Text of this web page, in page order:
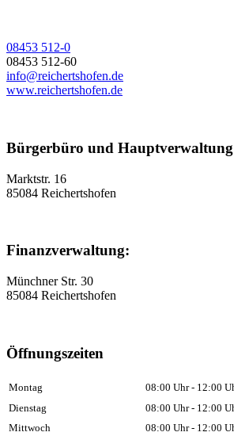
08453 512-0
08453 512-60
info@reichertshofen.de
www.reichertshofen.de
Bürgerbüro und
Marktstr. 16
85084 Reichertshofen
Finanzverwaltung:
Münchner Str. 30
85084 Reichertshofen
Öffnungszeiten
Montag
08:00 Uhr - 12:00
Dienstag
08:00 Uhr - 12:00
Mittwoch
08:00 Uhr - 12:00